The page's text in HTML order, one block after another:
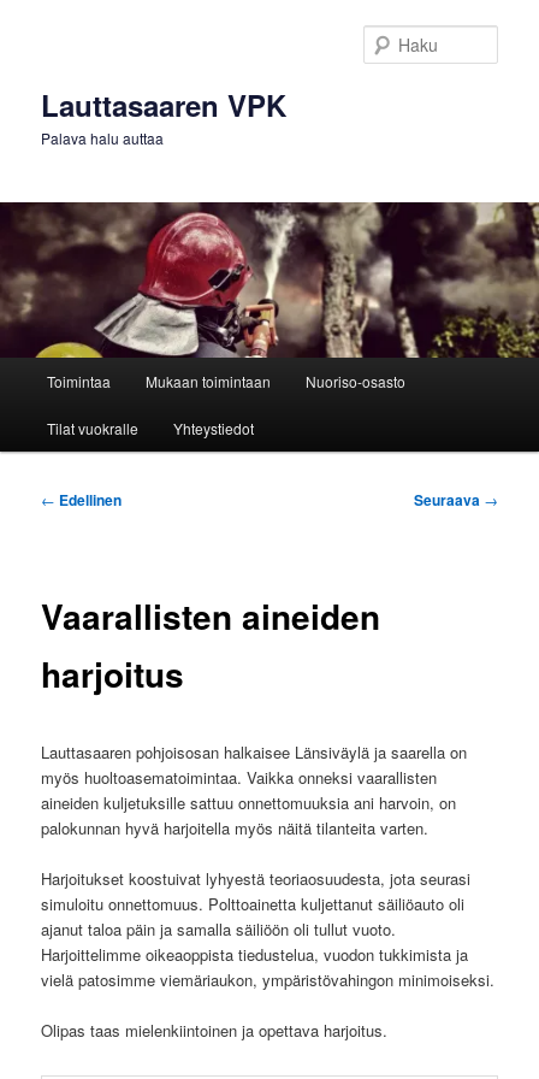
Lauttasaaren VPK
Palava halu auttaa
Toimintaa Mukaan toimintaan Nuoriso-osasto
Tilat vuokralle Yhteystiedot
Artikkelien
← Edellinen Seuraava →
Vaarallisten aineiden
harjoitus
Lauttasaaren pohjoisosan halkaisee Länsiväylä ja saarella on
myös huoltoasematoimintaa. Vaikka onneksi vaarallisten
aineiden kuljetuksille sattuu onnettomuuksia ani harvoin, on
palokunnan hyvä harjoitella myös näitä tilanteita varten.
Harjoitukset koostuivat lyhyestä teoriaosuudesta, jota seurasi
simuloitu onnettomuus. Polttoainetta kuljettanut säiliöauto oli
ajanut taloa päin ja samalla säiliöön oli tullut vuoto.
Harjoittelimme oikeaoppista tiedustelua, vuodon tukkimista ja
vielä patosimme viemäriaukon, ympäristövahingon minimoiseksi.
Olipas taas mielenkiintoinen ja opettava harjoitus.